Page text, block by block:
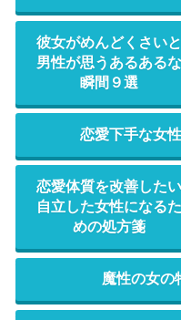
彼女がめんどくさいと
男性が思うあるあるな
瞬間９選
恋愛下手な女
恋愛体質を改善したい
自立した女性になるた
めの処方箋
魔性の女の